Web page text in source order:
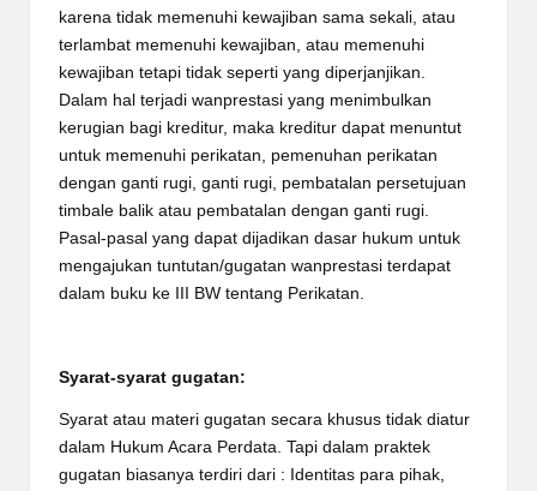
karena tidak memenuhi kewajiban sama sekali, atau
terlambat memenuhi kewajiban, atau memenuhi
kewajiban tetapi tidak seperti yang diperjanjikan.
Dalam hal terjadi wanprestasi yang menimbulkan
kerugian bagi kreditur, maka kreditur dapat menuntut
untuk memenuhi perikatan, pemenuhan perikatan
dengan ganti rugi, ganti rugi, pembatalan persetujuan
timbale balik atau pembatalan dengan ganti rugi.
Pasal-pasal yang dapat dijadikan dasar hukum untuk
mengajukan tuntutan/gugatan wanprestasi terdapat
dalam buku ke III BW tentang Perikatan.
Syarat-syarat gugatan:
Syarat atau materi gugatan secara khusus tidak diatur
dalam Hukum Acara Perdata. Tapi dalam praktek
gugatan biasanya terdiri dari : Identitas para pihak,